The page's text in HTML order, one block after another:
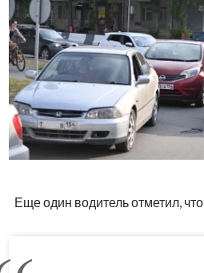
Еще один водитель отметил, что